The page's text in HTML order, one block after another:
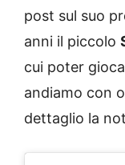
post sul suo
anni il piccolo
cui poter
andiamo con
dettaglio la